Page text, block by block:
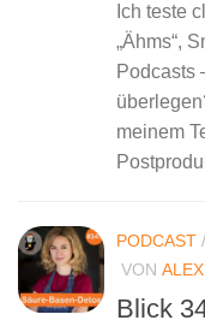
Ich teste
„Ähms“,
Podcasts
meinem
PODCAST /
VON
Blick